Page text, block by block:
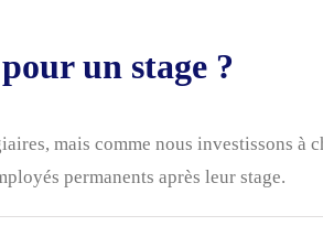
un stage ?
mais comme nous investissons
permanents après leur stage.